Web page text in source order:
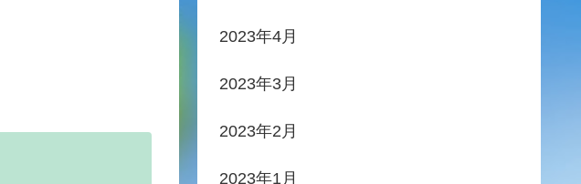
2023年4月
2023年3月
2023年2月
2023年1月